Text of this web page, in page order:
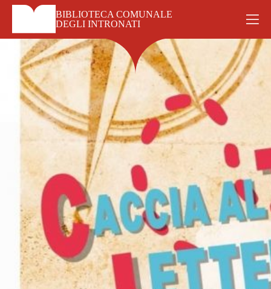
Skip
content
BIBLIOTECA COMUNALE
DEGLI INTRONATI